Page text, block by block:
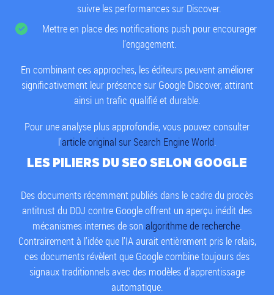
suivre les performances sur Discover.
Mettre en place des notifications push pour encourager
l’engagement.
En combinant ces approches, les éditeurs peuvent améliorer
significativement leur présence sur Google Discover, attirant
ainsi un trafic qualifié et durable.
Pour une analyse plus approfondie, vous pouvez consulter
l’article original sur Search Engine World.
LES PILIERS DU SEO SELON GOOGLE
Des documents récemment publiés dans le cadre du procès
antitrust du DOJ contre Google offrent un aperçu inédit des
mécanismes internes de son algorithme de recherche.
Contrairement à l’idée que l’IA aurait entièrement pris le relais,
ces documents révèlent que Google combine toujours des
signaux traditionnels avec des modèles d’apprentissage
automatique.